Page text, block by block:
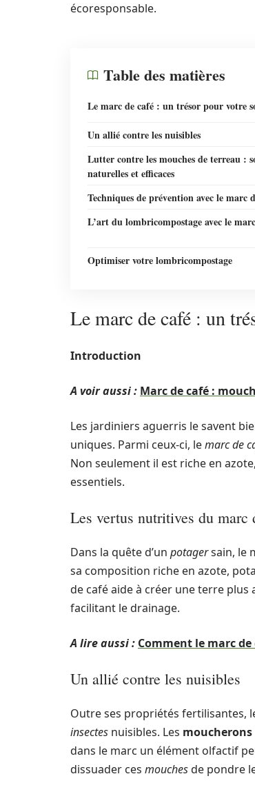
écoresponsable.
Table des matières
Le marc de café : un trésor pour votre
Un allié contre les nuisibles
Lutter contre les mouches de terreau :
naturelles et efficaces
Techniques de prévention avec le marc
L’art du lombricompostage avec le
Optimiser votre lombricompostage
Le marc de café : un
Introduction
A voir aussi : Marc de café :
Les jardiniers aguerris le savent
uniques. Parmi ceux-ci, lemarc de
Non seulement il est riche en
essentiels.
Les vertus nutritives du marc
Dans la quête d’un potagersain, le
sa composition riche en azote,
de café aide à créer une terre
facilitant le drainage.
A lire aussi : Comment le marc
Un allié contre les nuisibles
Outre ses propriétés fertilisantes,
insectes nuisibles. Les moucherons
dans le marc un élément olfactif
dissuader ces mouchesde pondre